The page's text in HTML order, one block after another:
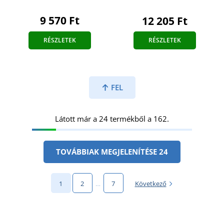
9 570 Ft
RÉSZLETEK
12 205 Ft
RÉSZLETEK
FEL
Látott már a 24 termékből a 162.
TOVÁBBIAK MEGJELENÍTÉSE 24
1 2 … 7 Következő